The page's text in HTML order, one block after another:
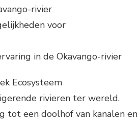
rivier
voor
in de Okavango-rivier
Ecosysteem
rivieren ter wereld.
tot een doolhof van kanalen en